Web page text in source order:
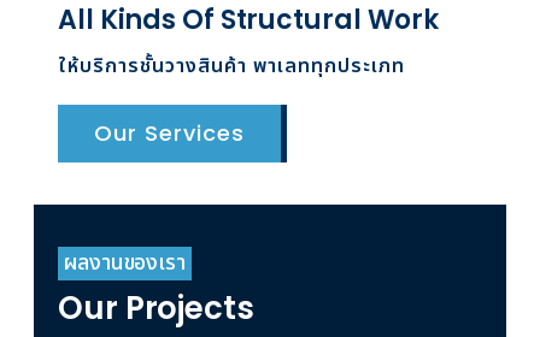
All Kinds Of Structural Work
ให้บริการชั้นวางสินค้า พาเลททุกประเภท
Our Services
ผลงานของเรา
Our Projects